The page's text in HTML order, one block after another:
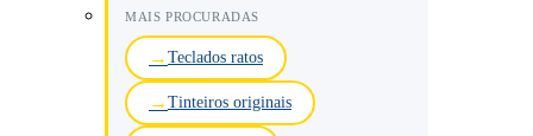
MAIS PROCURADAS
Teclados ratos
Tinteiros originais